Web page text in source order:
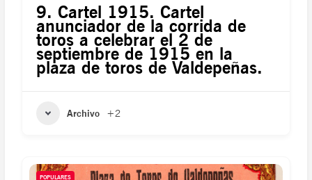
9. Cartel 1915. Cartel
anunciador de la corrida de
toros a celebrar el 2 de
septiembre de 1915 en la
plaza de toros de Valdepeñas.
Archivo +2
POPULARES